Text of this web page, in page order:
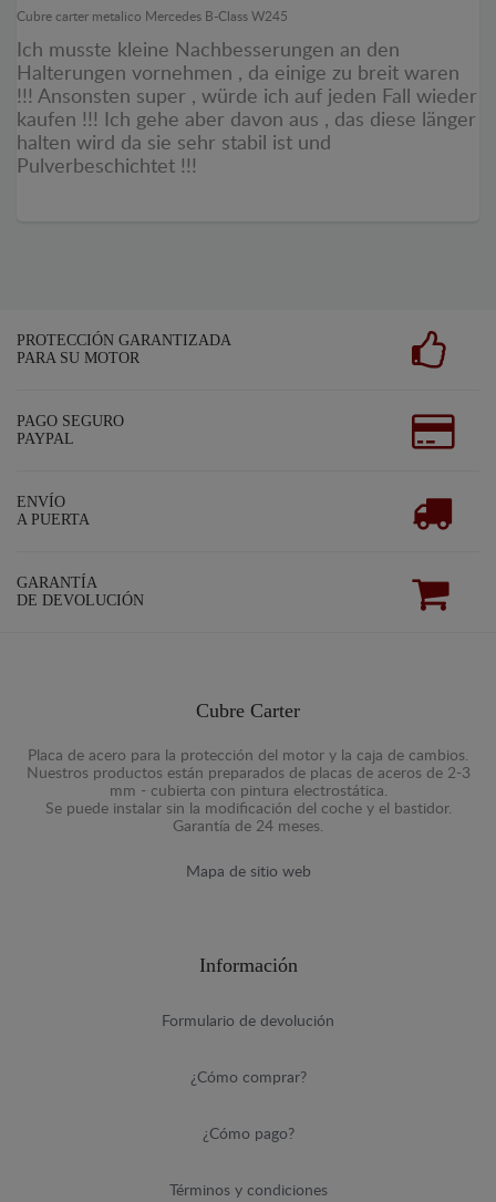
Cubre carter metalico Mercedes B-Class W245
Ich musste kleine Nachbesserungen an den
Halterungen vornehmen , da einige zu breit waren
!!! Ansonsten super , würde ich auf jeden Fall wieder
kaufen !!! Ich gehe aber davon aus , das diese länger
halten wird da sie sehr stabil ist und
Pulverbeschichtet !!!
PROTECCIÓN GARANTIZADA
PARA SU MOTOR
PAGO SEGURO
PAYPAL
ENVÍO
A PUERTA
GARANTÍA
DE DEVOLUCIÓN
Cubre Carter
Placa de acero para la protección del motor y la caja de cambios.
Nuestros productos están preparados de placas de aceros de 2-3
mm - cubierta con pintura electrostática.
Se puede instalar sin la modificación del coche y el bastidor.
Garantía de 24 meses.
Mapa de sitio web
Información
Formulario de devolución
¿Cómo comprar?
¿Cómo pago?
Términos y condiciones